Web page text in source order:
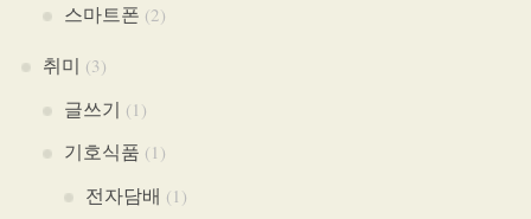
스마트폰 (2)
취미 (3)
글쓰기 (1)
기호식품 (1)
전자담배 (1)